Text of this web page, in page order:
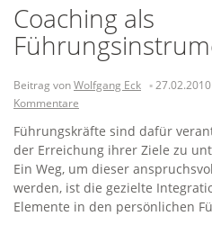
Coaching als
Beitrag vonWolfgang Eck 27.02.2010
Kommentare
Führungskräfte sind dafür
der Erreichung ihrer Ziele zu
Ein Weg, um dieser
werden, ist die gezielte
Elemente in den persönlichen